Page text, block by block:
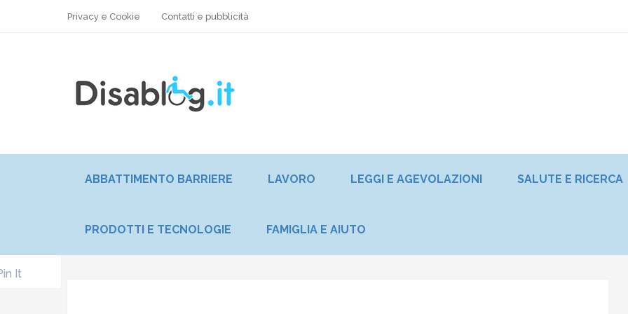
Privacy e Cookie Contatti e pubblicità
ABBATTIMENTO BARRIERE LAVORO LEGGI E AGEVOLAZIONI SALUTE E RICERCA
PRODOTTI E TECNOLOGIE FAMIGLIA E AIUTO
It